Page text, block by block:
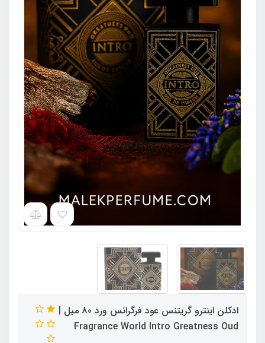
ادکلن اینترو گریتنس عود فرگرانس ورد 80 میل |
Fragrance World Intro Greatness Oud